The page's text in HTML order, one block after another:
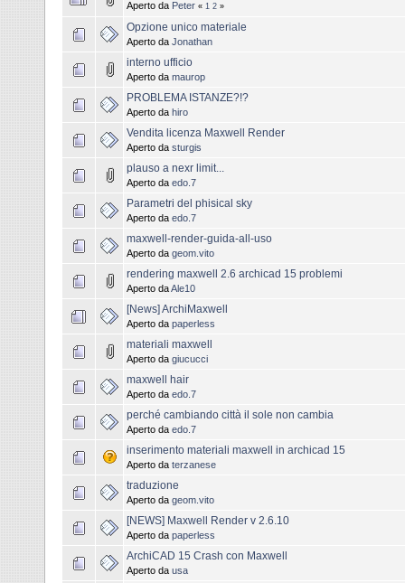
Aperto da Peter « 1 2 »
Opzione unico materiale
Aperto da Jonathan
interno ufficio
Aperto da maurop
PROBLEMA ISTANZE?!?
Aperto da hiro
Vendita licenza Maxwell Render
Aperto da sturgis
plauso a nexr limit...
Aperto da edo.7
Parametri del phisical sky
Aperto da edo.7
maxwell-render-guida-all-uso
Aperto da geom.vito
rendering maxwell 2.6 archicad 15 problemi
Aperto daAle10
[News] ArchiMaxwell
Aperto da paperless
materiali maxwell
Aperto da giucucci
maxwell hair
Aperto da edo.7
perché cambiando città il sole non cambia
Aperto da edo.7
inserimento materiali maxwell in archicad 15
Aperto da terzanese
traduzione
Aperto da geom.vito
[NEWS] Maxwell Render v 2.6.10
Aperto da paperless
ArchiCAD 15 Crash con Maxwell
Aperto da usa